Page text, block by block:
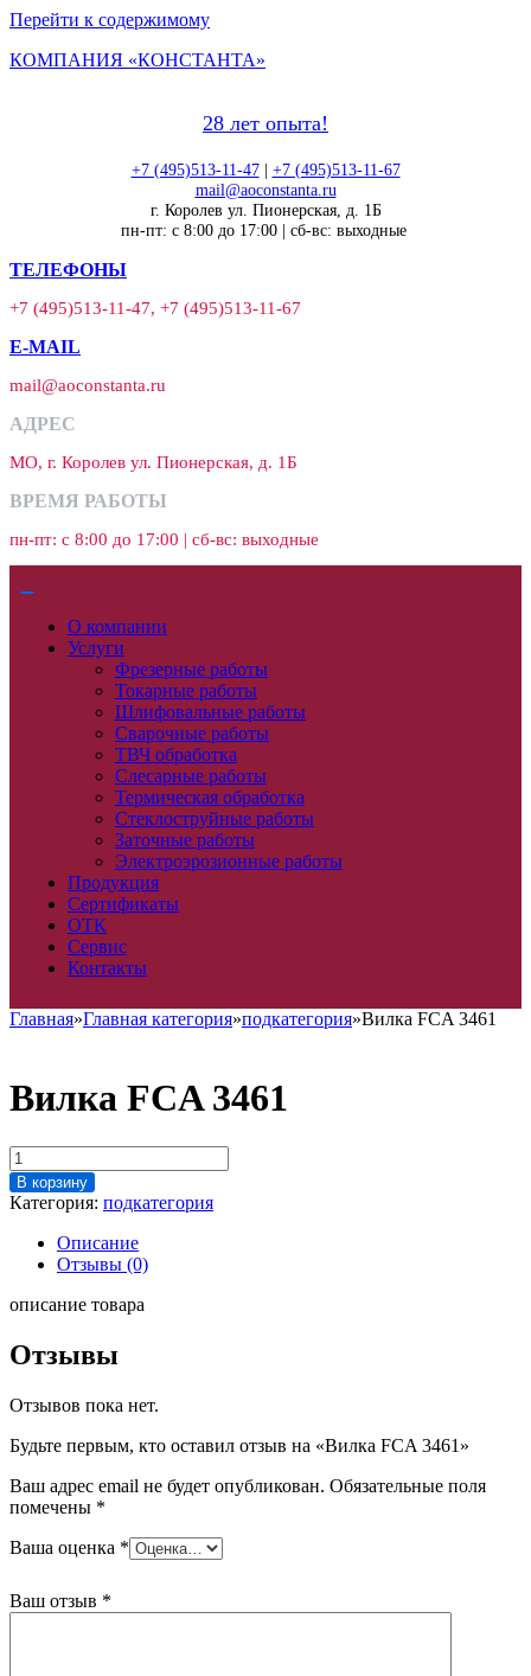
Перейти к содержимому
КОМПАНИЯ «КОНСТАНТА»
28 лет опыта!
+7 (495)513-11-47| +7 (495)513-11-67
mail@aoconstanta.ru
г. Королев ул. Пионерская, д. 1Б
пн-пт: с 8:00 до 17:00 | сб-вс: выходные
ТЕЛЕФОНЫ
+7 (495)513-11-47, +7 (495)513-11-67
E-MAIL
mail@aoconstanta.ru
АДРЕС
МО, г. Королев ул. Пионерская, д. 1Б
ВРЕМЯ РАБОТЫ
пн-пт: с 8:00 до 17:00 | сб-вс: выходные
О компании
Услуги
Фрезерные работы
Токарные работы
Шлифовальные работы
Сварочные работы
ТВЧ обработка
Слесарные работы
Термическая обработка
Стеклоструйные работы
Заточные работы
Электроэрозионные работы
Продукция
Сертификаты
ОТК
Сервис
Контакты
Главная»Главная категория»подкатегория»Вилка FCA 3461
Вилка FCA 3461
Количество
товара
Вилка
3461
В корзину
Категория: подкатегория
Описание
Отзывы (0)
описание товара
Отзывы
Отзывов пока нет.
Будьте первым, кто оставил отзыв на «Вилка FCA 3461»
Ваш адрес email не будет опубликован. Обязательные поля
помечены *
Ваша оценка *
Ваш отзыв *